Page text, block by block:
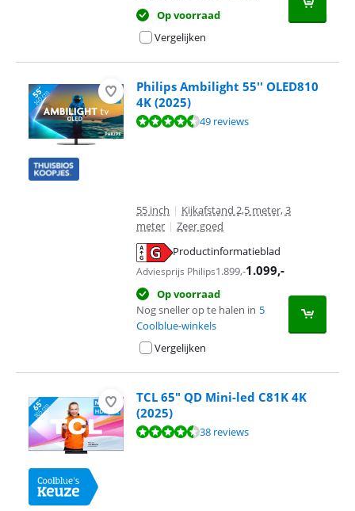
Op voorraad
Vergelijken
Philips Ambilight 55'' OLED810
4K (2025)
Beoordeling is 9,3 van de 10, gebaseerd op 49 reviews.
49 reviews
55 inch | Kijkafstand 2,5 meter, 3
meter | Zeer goed
Productinformatieblad
Adviesprijs Philips1.899,-1.099,-
Op voorraad
Nog sneller op te halen in 5
Coolblue-winkels
Vergelijken
TCL 65" QD Mini-led C81K 4K
(2025)
Beoordeling is 9,3 van de 10, gebaseerd op 38 reviews.
38 reviews